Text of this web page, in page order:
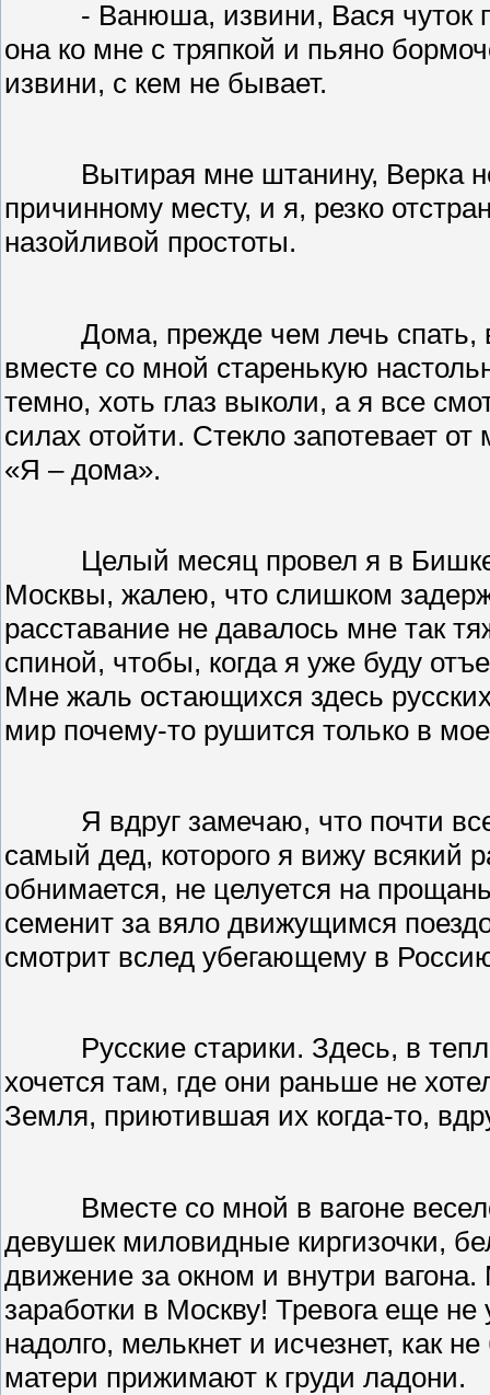
- Ванюша, извини, Вася чуток
она ко мне с тряпкой и пьяно
извини, с кем не бывает.
Вытирая мне штанину, Верка
причинному месту, и я, резко
назойливой простоты.
Дома, прежде чем лечь
вместе со мной старенькую
темно, хоть глаз выколи, а я все
силах отойти. Стекло запотевает
«Я – дома».
Целый месяц провел я в
Москвы, жалею, что слишком
расставание не давалось мне так
спиной, чтобы, когда я уже буду
Мне жаль остающихся здесь
мир почему-то рушится только в
Я вдруг замечаю, что почти
самый дед, которого я вижу всякий
обнимается, не целуется на
семенит за вяло движущимся
смотрит вслед убегающему в
Русские старики. Здесь, в
хочется там, где они раньше не
Земля, приютившая их когда-то,
Вместе со мной в вагоне
девушек миловидные киргизочки,
движение за окном и внутри
заработки в Москву! Тревога еще
надолго, мелькнет и исчезнет, как
матери прижимают к груди ладони.